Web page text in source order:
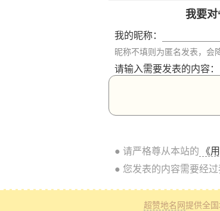
我要
我的昵称：
昵称不填则为匿名发表，会
请输入需要发表的内容：
● 请严格尊从本站的 《
● 您发表的内容需要经
超赞地名网提供全